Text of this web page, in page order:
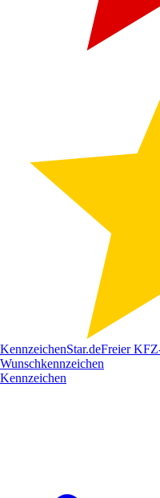
KennzeichenStar.deFreier
Wunschkennzeichen
Kennzeichen